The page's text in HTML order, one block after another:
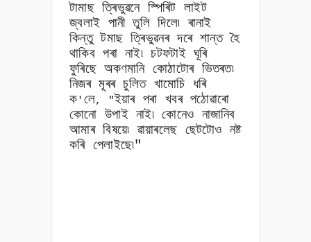
টামাছ ত্ৰিভুৱনে স্পিৰিট লাইট
জ্বলাই পানী তুলি দিলে৷ ৰানাই
কিন্তু টমাছ ত্ৰিভুৱনৰ দৰে শান্ত হৈ
থাকিব পৰা নাই৷ চটফটাই ঘূৰি
ফুৰিছে অকণমানি কোঠাটোৰ ভিতৰত৷
নিজৰ মূৰৰ চুলিত খামোচি ধৰি
ক' লে, "ইয়াৰ পৰা খবৰ পঠোৱাৰো
কোনো উপাই নাই৷ কোনেও নাজানিব
আমাৰ বিষয়ে৷ ৱায়াৰলেছ ছেটটোও নষ্ট
কৰি পেলাইছে৷"